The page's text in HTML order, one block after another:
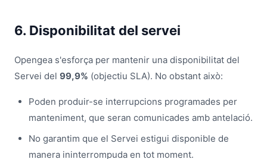
6. Disponibilitat del servei
Opengea s'esforça per mantenir una disponibilitat del
Servei del 99,9% (objectiu SLA). No obstant això:
Poden produir-se interrupcions programades per
manteniment, que seran comunicades amb antelació.
No garantim que el Servei estigui disponible de
manera ininterrompuda en tot moment.